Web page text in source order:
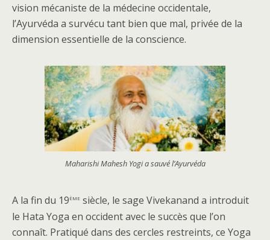
vision mécaniste de la médecine occidentale,
l’Ayurvéda a survécu tant bien que mal, privée de la
dimension essentielle de la conscience.
Maharishi Mahesh Yogi a sauvé l’Ayurvéda
A la fin du 19ème siècle, le sage Vivekanand a introduit
le Hata Yoga en occident avec le succès que l’on
connaît. Pratiqué dans des cercles restreints, ce Yoga